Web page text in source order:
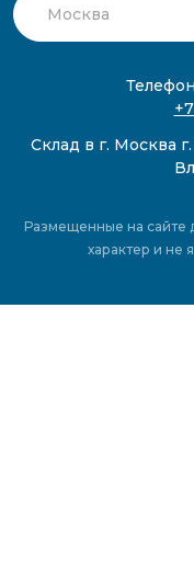
Склад в г. Москва
Размещенные на сайте
характер и не